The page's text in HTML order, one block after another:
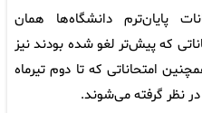
پایان‌ترم دانشگاه‌ها همان
که پیش‌تر لغو شده بودند نیز
امتحاناتی که تا دوم تیرماه
نظر گرفته می‌شوند.